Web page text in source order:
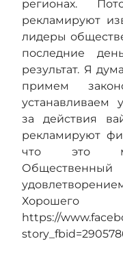
регионах.
рекламируют
лидеры
последние
результат. Я
примем
устанавливаем
за действия
рекламируют
что это
https://